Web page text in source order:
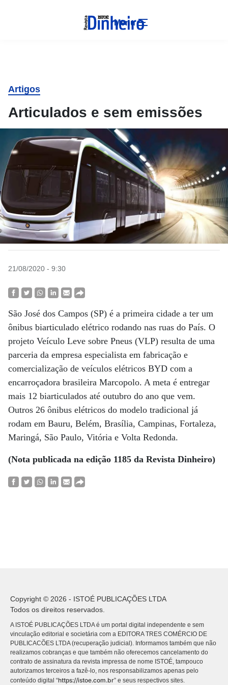
Menu
Artigos
Articulados e sem emissões
21/08/2020 - 9:30
São José dos Campos (SP) é a primeira cidade a ter um
ônibus biarticulado elétrico rodando nas ruas do País. O
projeto Veículo Leve sobre Pneus (VLP) resulta de uma
parceria da empresa especialista em fabricação e
comercialização de veículos elétricos BYD com a
encarroçadora brasileira Marcopolo. A meta é entregar
mais 12 biarticulados até outubro do ano que vem.
Outros 26 ônibus elétricos do modelo tradicional já
rodam em Bauru, Belém, Brasília, Campinas, Fortaleza,
Maringá, São Paulo, Vitória e Volta Redonda.
(Nota publicada na edição 1185 da Revista Dinheiro)
Copyright © 2026 - ISTOÉ PUBLICAÇÕES LTDA
Todos os direitos reservados.
A ISTOÉ PUBLICAÇÕES LTDA é um portal digital independente e sem
vinculação editorial e societária com a EDITORA TRES COMÉRCIO DE
PUBLICACÕES LTDA (recuperação judicial). Informamos também que não
realizamos cobranças e que também não oferecemos cancelamento do
contrato de assinatura da revista impressa de nome ISTOÉ, tampouco
autorizamos terceiros a fazê-lo, nos responsabilizamos apenas pelo
conteúdo digital “https://istoe.com.br” e seus respectivos sites.